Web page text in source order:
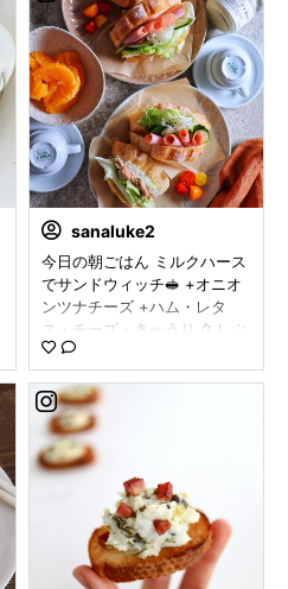
sanaluke2
今日の朝ごはん ミルクハース
でサンドウィッチ🥪 +オニオ
ンツナチーズ +ハム・レタ
ス・チーズ・きゅうり 久しぶ
りに焼いたふわふわなミルク
ハース ほんのり甘くて美味し
いパンに シャキシャキ野菜と
ツナ、ハムをたっぷりサン
ド。 シンプルだけど、ひと口
ごとに広がる幸せな美味し
さ。 サンドには『ふつうのマ
ヨネーズ』をたっぷり これっ
てシンプルなのに濃厚なうま
味 余計なものを使わないって
やっぱり美味しい。 あなたの